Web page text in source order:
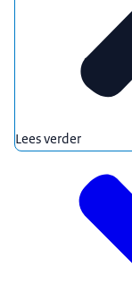
Lees verder